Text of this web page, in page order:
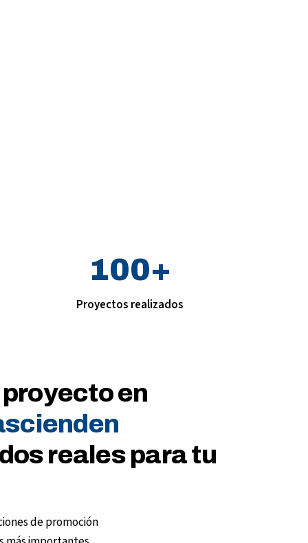
100+
Proyectos realizados
en
reales para tu
de promoción